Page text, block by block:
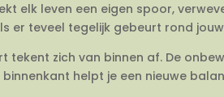
elk leven een eigen spoor,
er teveel tegelijk gebeurt rond
tekent zich van binnen af. De
helpt je een nieuwe